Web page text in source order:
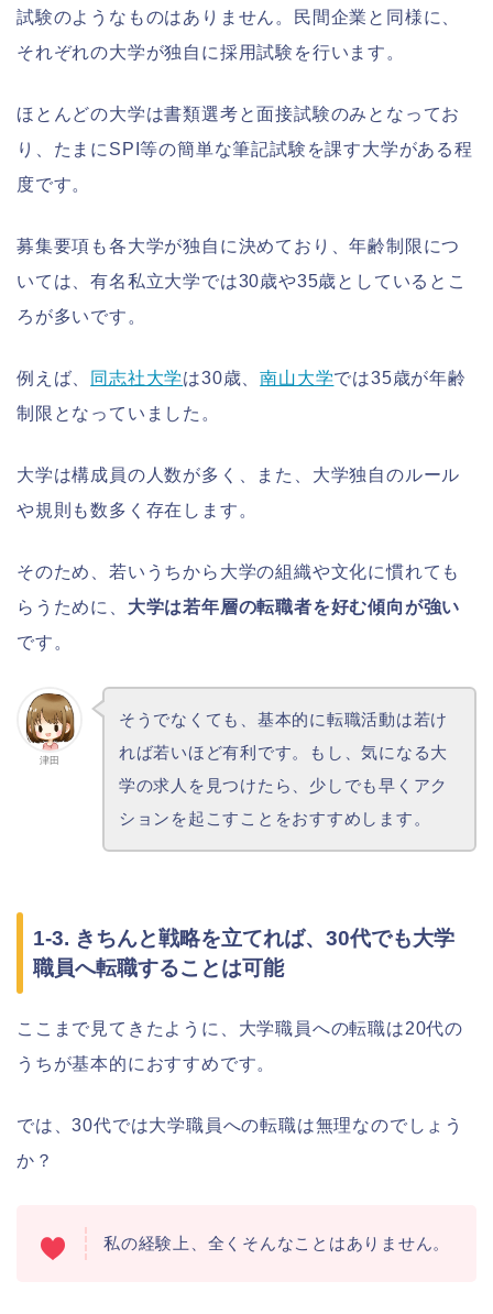
試験のようなものはありません。民間企業と同様に、
それぞれの大学が独自に採用試験を行います。
ほとんどの大学は書類選考と面接試験のみとなってお
り、たまにSPI等の簡単な筆記試験を課す大学がある程
度です。
募集要項も各大学が独自に決めており、年齢制限につ
いては、有名私立大学では30歳や35歳としているとこ
ろが多いです。
例えば、 同志社大学は30歳、南山大学では35歳が年齢
制限となっていました。
大学は構成員の人数が多く、また、大学独自のルール
や規則も数多く存在します。
そのため、若いうちから大学の組織や文化に慣れても
らうために、 大学は若年層の転職者を好む傾向が強い
です。
津田
そうでなくても、基本的に転職活動は若け
れば若いほど有利です。もし、気になる大
学の求人を見つけたら、少しでも早くアク
ションを起こすことをおすすめします。
1-3. きちんと戦略を立てれば、30代でも大学
職員へ転職することは可能
ここまで見てきたように、大学職員への転職は20代の
うちが基本的におすすめです。
では、30代では大学職員への転職は無理なのでしょう
か？
私の経験上、全くそんなことはありません。